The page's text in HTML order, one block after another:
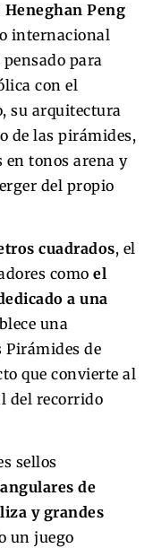
Heneghan Peng
internacional
para
con el
su arquitectura
de las pirámides,
tonos arena y
del propio
cuadrados, el
como el
a una
una
Pirámides de
que convierte al
del recorrido
sellos
de
y grandes
un juego